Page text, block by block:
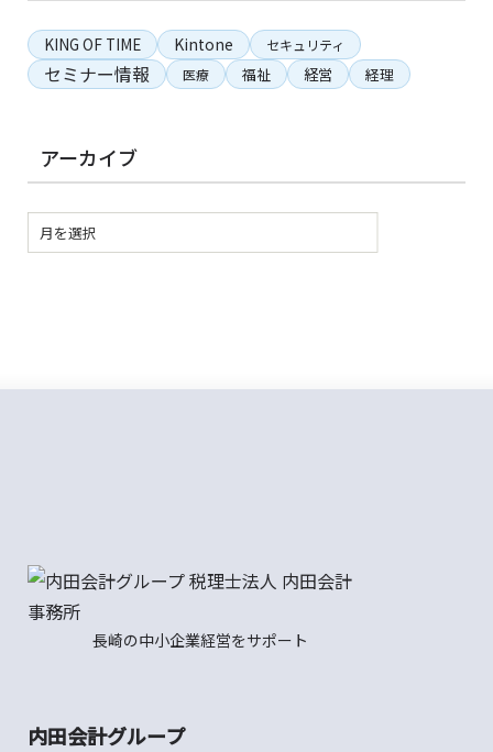
KING OF TIME Kintone セキュリティ
セミナー情報 医療 福祉 経営 経理
アーカイブ
長崎の中小企業経営をサポート
内田会計グループ